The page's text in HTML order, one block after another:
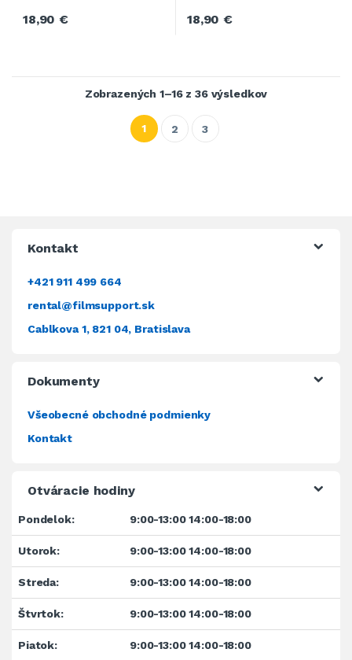
18,90€ 18,90€
Zobrazených 1–16 z 36 výsledkov
1 2 3
Kontakt
+421 911 499 664
rental@filmsupport.sk
Cablkova 1, 821 04, Bratislava
Dokumenty
Všeobecné obchodné podmienky
Kontakt
Otváracie hodiny
Pondelok: 9:00-13:00 14:00-18:00
Utorok: 9:00-13:00 14:00-18:00
Streda: 9:00-13:00 14:00-18:00
Štvrtok: 9:00-13:00 14:00-18:00
Piatok: 9:00-13:00 14:00-18:00